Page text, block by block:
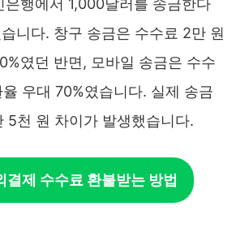
니다. 창구 송금은 수수료 2만 원
였던 반면, 모바일 송금은 수수
우대 70%였습니다. 실제 송금
5천 원 차이가 발생했습니다.
결제 수수료 환불받는 방법